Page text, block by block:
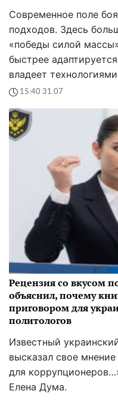
Современное поле
подходов. Здесь
«победы силой
быстрее
владеет
15:40 31.07
Рецензия со вкусом
объяснил, почему
приговором для
политологов
Известный
высказал свое
для
Елена Дума.